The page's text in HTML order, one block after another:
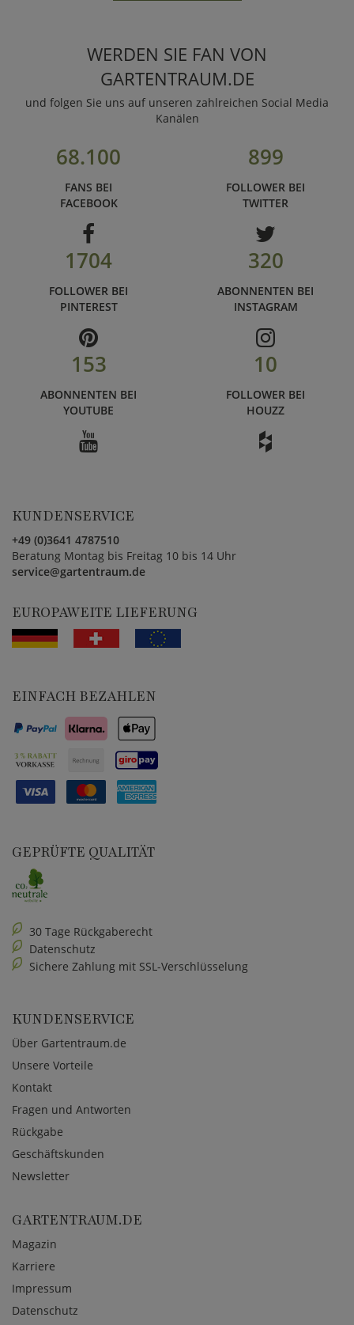
WERDEN SIE FAN VON
GARTENTRAUM.DE
und folgen Sie uns auf unseren zahlreichen Social Media
Kanälen
68.100
FANS BEI
FACEBOOK
899
FOLLOWER BEI
TWITTER
1704
FOLLOWER BEI
PINTEREST
320
ABONNENTEN BEI
INSTAGRAM
153
ABONNENTEN BEI
YOUTUBE
10
FOLLOWER BEI
HOUZZ
KUNDENSERVICE
+49 (0)3641 4787510
Beratung Montag bis Freitag 10 bis 14 Uhr
service@gartentraum.de
EUROPAWEITE LIEFERUNG
EINFACH BEZAHLEN
GEPRÜFTE QUALITÄT
30 Tage Rückgaberecht
Datenschutz
Sichere Zahlung mit SSL-Verschlüsselung
KUNDENSERVICE
Über Gartentraum.de
Unsere Vorteile
Kontakt
Fragen und Antworten
Rückgabe
Geschäftskunden
Newsletter
GARTENTRAUM.DE
Magazin
Karriere
Impressum
Datenschutz